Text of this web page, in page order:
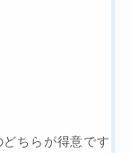
ちらが得意です